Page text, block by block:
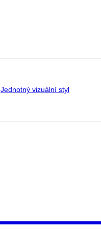
Jednotný vizuální styl